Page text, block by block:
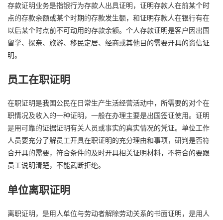
存款证明业务是指银行为存款人出具证明，证明存款人在前某个时
点的存款余额或某个时期的存款发生额，和证明存款人在银行有在
以后某个时点前不可动用的存款余额。个人存款证明是客户因出国
留学、探亲、旅游、移民定居、经商或其他目的需要开具的资信证
明。
员工在职证明
在职证明是我国公民在日常生产生活经营活动中，所需要的对个在
职情况及收入的一种证明，一般在办理主要是出国签证使用。证明
是用可靠的证据证明有关人员或事实的真实情况的凭证。单位工作
人员要充分了解员工开具在职证明的充分理由和事项，研判是否符
合开具的需要，符合条件的及时开具相关证明材料，不符合的要跟
员工说明清楚，不能武断拒绝。
单位离职证明
离职证明，是用人单位与劳动者解除劳动关系的书面证明，是用人